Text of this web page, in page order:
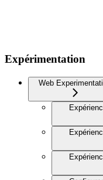
Expérimentation
Web